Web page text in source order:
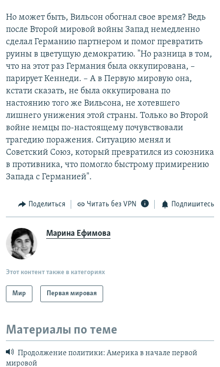
Но может быть, Вильсон обогнал свое время? Ведь
после Второй мировой войны Запад немедленно
сделал Германию партнером и помог превратить
руины в цветущую демократию. "Но разница в том,
что на этот раз Германия была оккупирована, –
парирует Кеннеди. – А в Первую мировую она,
кстати сказать, не была оккупирована по
настоянию того же Вильсона, не хотевшего
лишнего унижения этой страны. Только во Второй
войне немцы по-настоящему почувствовали
трагедию поражения. Ситуацию менял и
Советский Союз, который превратился из союзника
в противника, что помогло быстрому примирению
Запада с Германией".
Поделиться Читать без VPN Подпишитесь
Марина Ефимова
Этот контент также в категориях
Мир Первая мировая
Материалы по теме
Продолжение политики: Америка в начале первой
мировой